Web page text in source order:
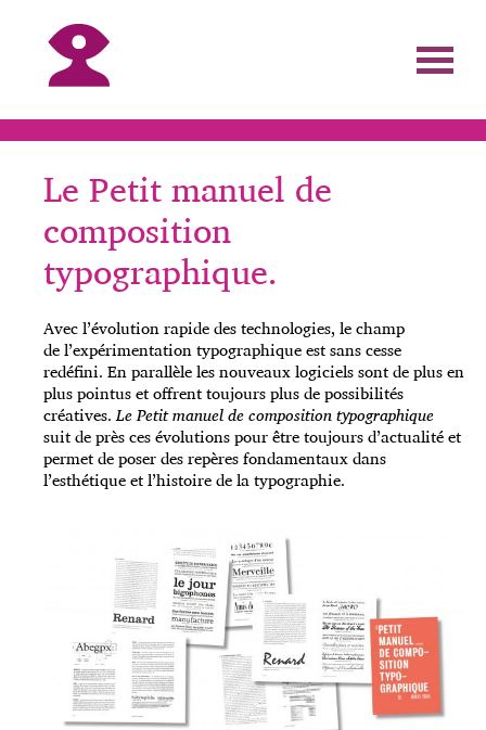
Le Petit manuel de
composition
typographique.
Avec l’évolution rapide des technologies, le champ
de l’expérimentation typographique est sans cesse
redéfini. En parallèle les nouveaux logiciels sont de plus en
plus pointus et offrent toujours plus de possibilités
créatives.Le Petit manuel de composition typographique
suit de près ces évolutions pour être toujours d’actualité et
permet de poser des repères fondamentaux dans
l’esthétique et l’histoire de la typographie.